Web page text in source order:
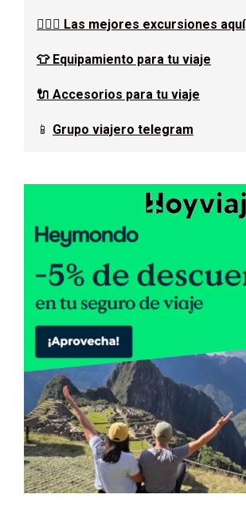
🚶🏿‍♂️ Las mejores excursiones aquí
👕 Equipamiento para tu viaje
🔌 Accesorios para tu viaje
📱 Grupo viajero telegram